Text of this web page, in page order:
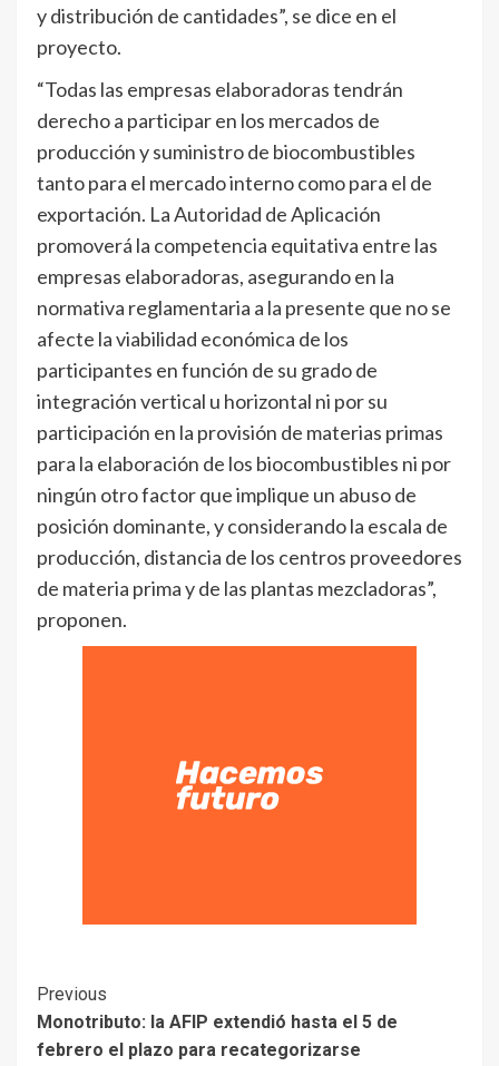
y distribución de cantidades”, se dice en el
proyecto.
“Todas las empresas elaboradoras tendrán
derecho a participar en los mercados de
producción y suministro de biocombustibles
tanto para el mercado interno como para el de
exportación. La Autoridad de Aplicación
promoverá la competencia equitativa entre las
empresas elaboradoras, asegurando en la
normativa reglamentaria a la presente que no se
afecte la viabilidad económica de los
participantes en función de su grado de
integración vertical u horizontal ni por su
participación en la provisión de materias primas
para la elaboración de los biocombustibles ni por
ningún otro factor que implique un abuso de
posición dominante, y considerando la escala de
producción, distancia de los centros proveedores
de materia prima y de las plantas mezcladoras”,
proponen.
Previous
Monotributo: la AFIP extendió hasta el 5 de
febrero el plazo para recategorizarse